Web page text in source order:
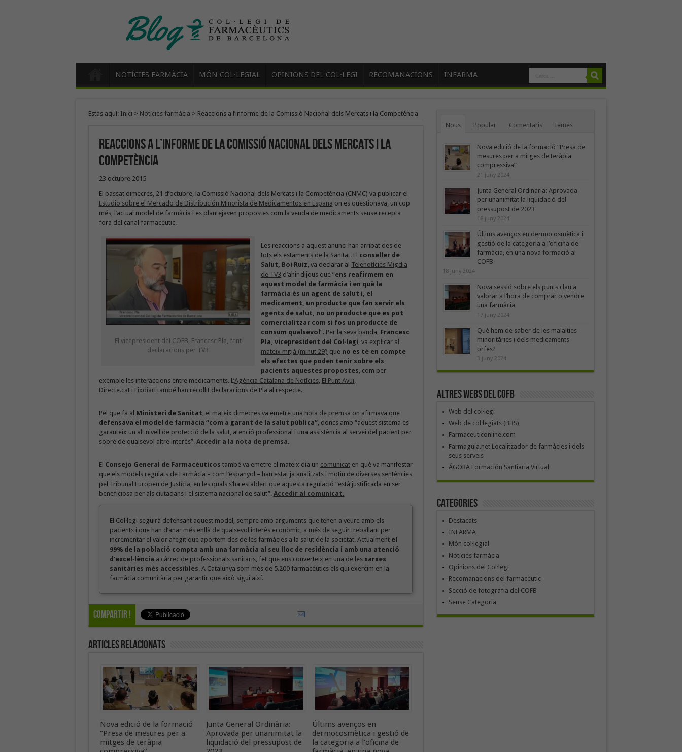
NOTÍCIES FARMÀCIA MÓN COL·LEGIAL OPINIONS DEL COL·LEGI RECOMANACIONS INFARMA
Estàs aquí: Inici > Notícies farmàcia > Reaccions a l’informe de la Comissió Nacional dels Mercats i la Competència
Reaccions a l’informe de la Comissió Nacional dels Mercats i la
Competència
23 octubre 2015
El passat dimecres, 21 d’octubre, la Comissió Nacional dels Mercats i la Competència (CNMC) va publicar el
Estudio sobre el Mercado de Distribución Minorista de Medicamentos en España on es qüestionava, un cop
més, l’actual model de farmàcia i es plantejaven propostes com la venda de medicaments sense recepta
fora del canal farmacèutic.
El vicepresident del COFB, Francesc Pla, fent
declaracions per TV3
Les reaccions a aquest anunci han arribat des de
tots els estaments de la Sanitat. El conseller de
Salut, Boi Ruiz, va declarar al Telenotícies Migdia
de TV3 d’ahir dijous que “ens reafirmem en
aquest model de farmàcia i en què la
farmàcia és un agent de salut i, el
medicament, un producte que fan servir els
agents de salut, no un producte que es pot
comercialitzar com si fos un producte de
consum qualsevol ”. Per la seva banda, Francesc
Pla, vicepresident del Col·legi, va explicar al
mateix mitjà (minut 29’) que no es té en compte
els efectes que poden tenir sobre els
pacients aquestes propostes, com per
exemple les interaccions entre medicaments. L’Agència Catalana de Notícies, El Punt Avui,
Directe.cati Eixdiari també han recollit declaracions de Pla al respecte.
Pel que fa al Ministeri de Sanitat, el mateix dimecres va emetre una nota de premsa on afirmava que
defensava el model de farmàcia “com a garant de la salut pública”, doncs amb “aquest sistema es
garanteix un alt nivell de protecció de la salut, atenció professional i una assistència al servei del pacient per
sobre de qualsevol altre interès”. Accedir a la nota de premsa.
El Consejo General de Farmacéuticos també va emetre el mateix dia un comunicaten què va manifestar
que els models regulats de Farmàcia – com l’espanyol – han estat ja analitzats i motiu de diverses sentències
pel Tribunal Europeu de Justícia, en les quals s’ha establert que aquesta regulació “està justificada en ser
beneficiosa per als ciutadans i el sistema nacional de salut”. Accedir al comunicat.
El Col·legi seguirà defensant aquest model, sempre amb arguments que tenen a veure amb els
pacients i que han d’anar més enllà de qualsevol interès econòmic, a més de seguir treballant per
incrementar el valor afegit que aportem des de les farmàcies a la salut de la societat. Actualment el
99% de la població compta amb una farmàcia al seu lloc de residència i amb una atenció
d’excel·lència a càrrec de professionals sanitaris, fet que ens converteix en una de les xarxes
sanitàries més accessibles. A Catalunya som més de 5.200 farmacèutics els qui exercim en la
farmàcia comunitària per garantir que això sigui així.
Compartir !
Articles Relacionats
Nova edició de la formació
“Presa de mesures per a
mitges de teràpia
Junta General Ordinària:
Aprovada per unanimitat la
liquidació del pressupost de
Últims avenços en
dermocosmètica i gestió de
la categoria a l’oficina de
Nous Popular Comentaris Temes
Nova edició de la formació “Presa de
mesures per a mitges de teràpia
compressiva”
21 juny 2024
Junta General Ordinària: Aprovada
per unanimitat la liquidació del
pressupost de 2023
18 juny 2024
Últims avenços en dermocosmètica i
gestió de la categoria a l’oficina de
farmàcia, en una nova formació al
COFB
18 juny 2024
Nova sessió sobre els punts clau a
valorar a l’hora de comprar o vendre
una farmàcia
17 juny 2024
Què hem de saber de les malalties
minoritàries i dels medicaments
orfes?
3 juny 2024
Altres webs del COFB
Web del col·legi
Web de col·legiats (BBS)
Farmaceuticonline.com
Farmaguia.net Localitzador de farmàcies i dels
seus serveis
ÁGORA Formación Santiaria Virtual
Categories
Destacats
INFARMA
Món col·legial
Notícies farmàcia
Opinions del Col·legi
Recomanacions del farmacèutic
Secció de fotografia del COFB
Sense Categoria